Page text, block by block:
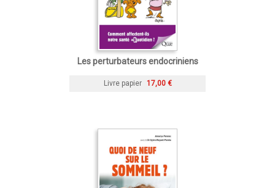
Les perturbateurs endocriniens
Livre papier 17,00 €